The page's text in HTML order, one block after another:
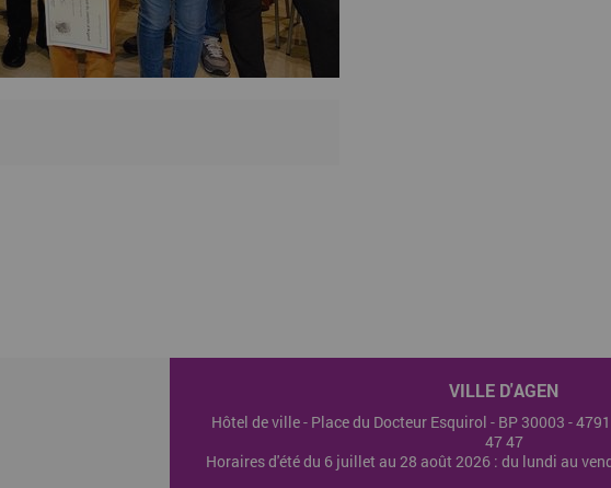
VILLE D'AGEN
Hôtel de ville - Place du Docteur Esquirol - BP 30003 -
47 47
Horaires d'été du 6 juillet au 28 août 2026 : du lundi au